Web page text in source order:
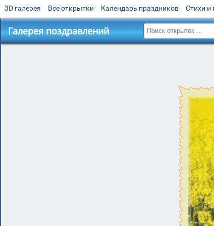
3D галерея Все открытки Календарь праздников Стихи и
Галерея поздравлений